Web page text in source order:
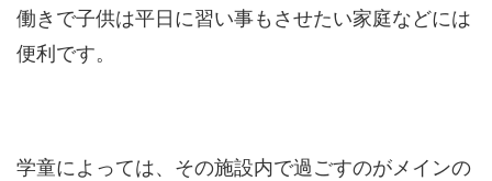
働きで子供は平日に習い事もさせたい家庭などには
便利です。
学童によっては、その施設内で過ごすのがメインの